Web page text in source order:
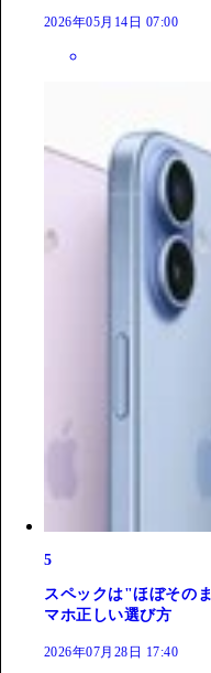
2026年05月14日 07:00
5
スペックは"ほぼその
マホ正しい選び方
2026年07月28日 17:40